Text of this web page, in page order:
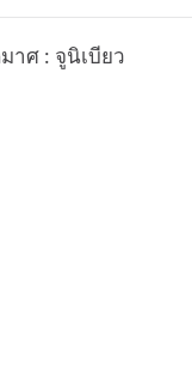
าศ : จูนิเบียว